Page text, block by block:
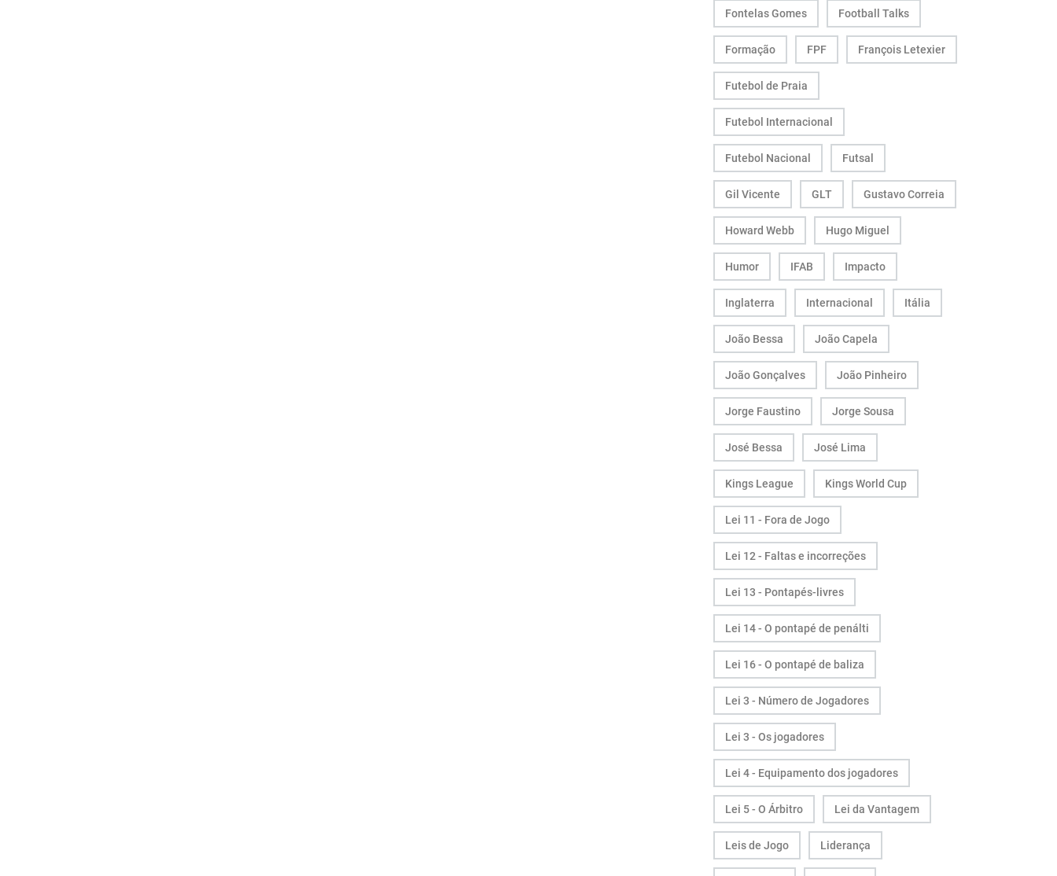
Fontelas Gomes Football Talks
Formação FPF François Letexier
Futebol de Praia
Futebol Internacional
Futebol Nacional Futsal
Gil Vicente GLT Gustavo Correia
Howard Webb Hugo Miguel
Humor IFAB Impacto
Inglaterra Internacional Itália
João Bessa João Capela
João Gonçalves João Pinheiro
Jorge Faustino Jorge Sousa
José Bessa José Lima
Kings League Kings World Cup
Lei 11 - Fora de Jogo
Lei 12 - Faltas e incorreções
Lei 13 - Pontapés-livres
Lei 14 - O pontapé de penálti
Lei 16 - O pontapé de baliza
Lei 3 - Número de Jogadores
Lei 3 - Os jogadores
Lei 4 - Equipamento dos jogadores
Lei 5 - O Árbitro Lei da Vantagem
Leis de Jogo Liderança